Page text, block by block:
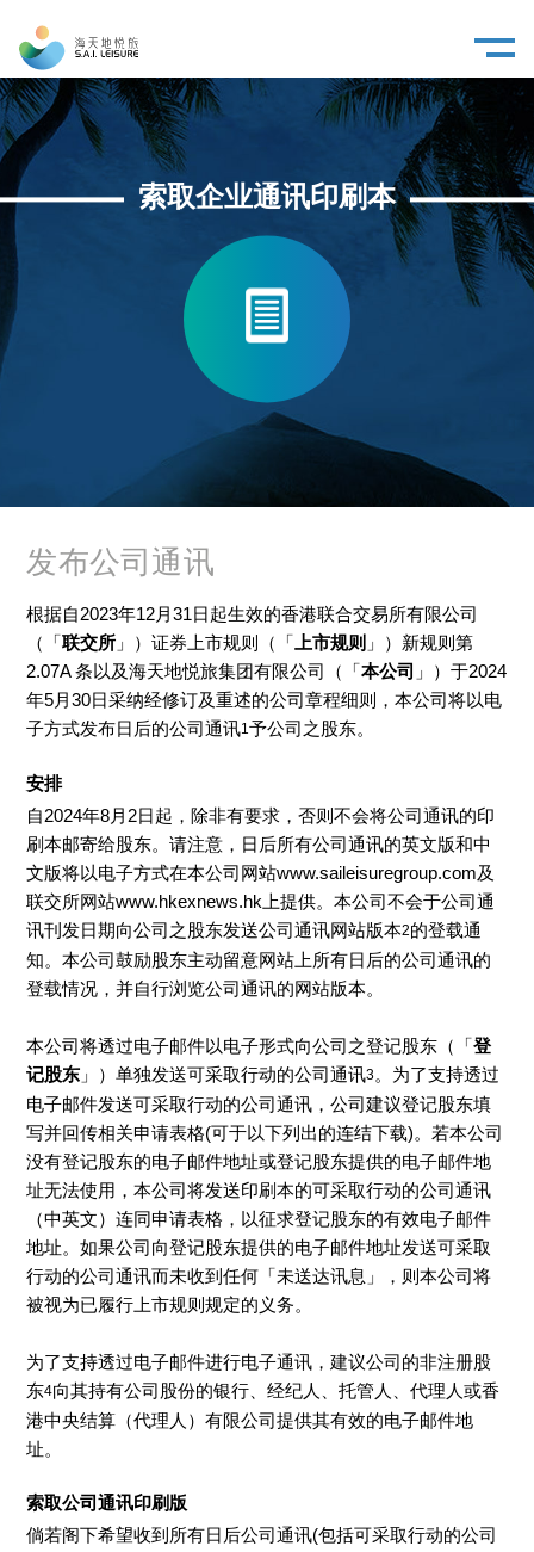
索取企业通讯印刷本
发布公司通讯
根据自2023年12月31日起生效的香港联合交易所有限公司
（「联交所 」）证券上市规则（「 上市规则 」）新规则第
2.07A 条以及海天地悦旅集团有限公司（「本公司 」）于2024
年5月30日采纳经修订及重述的公司章程细则，本公司将以电
子方式发布日后的公司通讯1予公司之股东。
安排
自2024年8月2日起，除非有要求，否则不会将公司通讯的印
刷本邮寄给股东。请注意，日后所有公司通讯的英文版和中
文版将以电子方式在本公司网站www.saileisuregroup.com及
联交所网站www.hkexnews.hk上提供。本公司不会于公司通
讯刊发日期向公司之股东发送公司通讯网站版本2的登载通
知。本公司鼓励股东主动留意网站上所有日后的公司通讯的
登载情况，并自行浏览公司通讯的网站版本。
本公司将透过电子邮件以电子形式向公司之登记股东（「登
记股东 」）单独发送可采取行动的公司通讯3。为了支持透过
电子邮件发送可采取行动的公司通讯，公司建议登记股东填
写并回传相关申请表格(可于以下列出的连结下载)。若本公司
没有登记股东的电子邮件地址或登记股东提供的电子邮件地
址无法使用，本公司将发送印刷本的可采取行动的公司通讯
（中英文）连同申请表格，以征求登记股东的有效电子邮件
地址。如果公司向登记股东提供的电子邮件地址发送可采取
行动的公司通讯而未收到任何「未送达讯息」，则本公司将
被视为已履行上市规则规定的义务。
为了支持透过电子邮件进行电子通讯，建议公司的非注册股
东4向其持有公司股份的银行、经纪人、托管人、代理人或香
港中央结算（代理人）有限公司提供其有效的电子邮件地
址。
索取公司通讯印刷版
倘若阁下希望收到所有日后公司通讯(包括可采取行动的公司